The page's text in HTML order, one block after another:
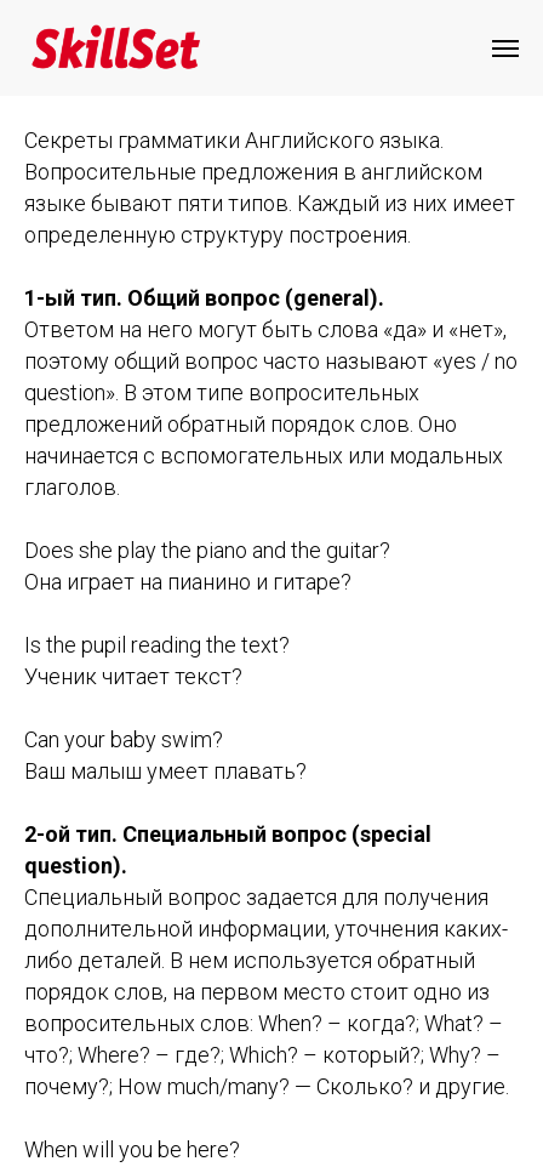
Вопросительные предложения в
английском языке
Секреты грамматики Английского языка.
Вопросительные предложения в английском
языке бывают пяти типов. Каждый из них имеет
определенную структуру построения.
1-ый тип. Общий вопрос (general).
Ответом на него могут быть слова «да» и «нет»,
поэтому общий вопрос часто называют «yes / no
question». В этом типе вопросительных
предложений обратный порядок слов. Оно
начинается с вспомогательных или модальных
глаголов.
Does she play the piano and the guitar?
Она играет на пианино и гитаре?
Is the pupil reading the text?
Ученик читает текст?
Can your baby swim?
Ваш малыш умеет плавать?
2-ой тип. Специальный вопрос (special
question).
Специальный вопрос задается для получения
дополнительной информации, уточнения каких-
либо деталей. В нем используется обратный
порядок слов, на первом место стоит одно из
вопросительных слов: When? – когда?; What? –
что?; Where? – где?; Which? – который?; Why? –
почему?; How much/many? — Сколько? и другие.
When will you be here?